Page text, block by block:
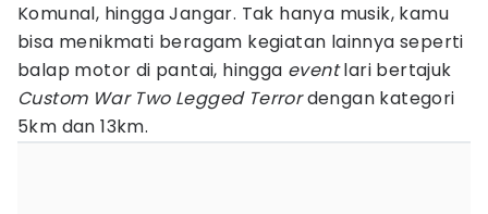
Komunal, hingga Jangar. Tak hanya musik, kamu
bisa menikmati beragam kegiatan lainnya seperti
balap motor di pantai, hingga eventlari bertajuk
Custom War Two Legged Terrordengan kategori
5km dan 13km.